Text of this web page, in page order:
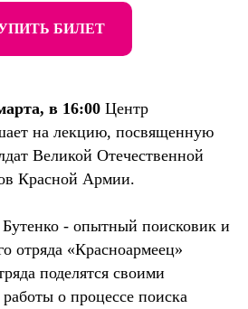
БИЛЕТ
в 16:00 Центр
на лекцию, посвященную
Великой Отечественной
Красной Армии.
- опытный поисковик и
отряда «Красноармеец»
поделятся своими
о процессе поиска